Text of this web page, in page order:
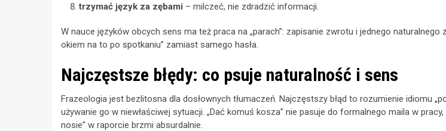
trzymać język za zębami – milczeć, nie zdradzić informacji.
W nauce języków obcych sens ma też praca na „parach”: zapisanie zwrotu i jednego naturalnego
okiem na to po spotkaniu” zamiast samego hasła.
Najczęstsze błędy: co psuje naturalność i sens
Frazeologia jest bezlitosna dla dosłownych tłumaczeń. Najczęstszy błąd to rozumienie idiomu
używanie go w niewłaściwej sytuacji. „Dać komuś kosza” nie pasuje do formalnego maila w
nosie” w raporcie brzmi absurdalnie.